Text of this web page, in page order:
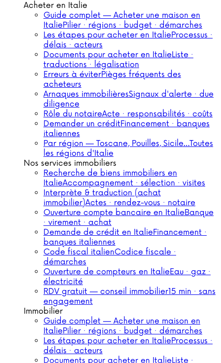
Acheter en Italie
Guide complet — Acheter une maison en
ItaliePilier · régions · budget · démarches
Les étapes pour acheter en ItalieProcessus ·
délais · acteurs
Documents pour acheter en ItalieListe ·
traductions · légalisation
Erreurs à éviterPièges fréquents des
acheteurs
Arnaques immobilièresSignaux d'alerte · due
diligence
Rôle du notaireActe · responsabilités · coûts
Demander un créditFinancement · banques
italiennes
Par région — Toscane, Pouilles, Sicile…Toutes
les régions d'Italie
Nos services immobiliers
Recherche de biens immobiliers en
ItalieAccompagnement · sélection · visites
Interprète & traduction (achat
immobilier)Actes · rendez-vous · notaire
Ouverture compte bancaire en ItalieBanque
· virement · achat
Demande de crédit en ItalieFinancement ·
banques italiennes
Code fiscal italienCodice fiscale ·
démarches
Ouverture de compteurs en ItalieEau · gaz ·
électricité
RDV gratuit — conseil immobilier15 min · sans
engagement
Immobilier
Guide complet — Acheter une maison en
ItaliePilier · régions · budget · démarches
Les étapes pour acheter en ItalieProcessus ·
délais · acteurs
Documents pour acheter en ItalieListe ·